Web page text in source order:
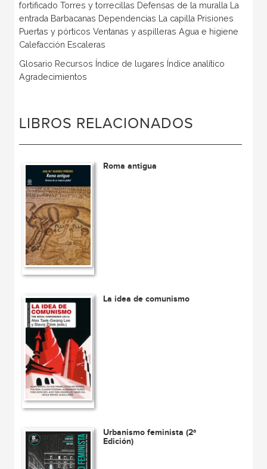
fortificado Torres y torrecillas Defensas de la muralla La
entrada Barbacanas Dependencias La capilla Prisiones
Puertas y pórticos Ventanas y aspilleras Agua e higiene
Calefacción Escaleras
Glosario Recursos Índice de lugares Índice analítico
Agradecimientos
LIBROS RELACIONADOS
Roma antigua
La idea de comunismo
Urbanismo feminista (2ª
Edición)